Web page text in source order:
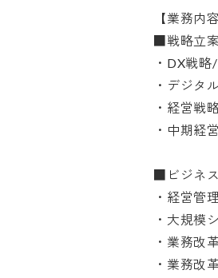
【業務内容
■戦略立
・DX戦
・デジタ
・経営戦
・中期経
■ビジネ
・経営管
・大規模
・業務改
・業務改